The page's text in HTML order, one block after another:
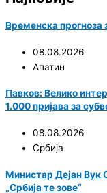
Временска прогноза
08.08.2026
Апатин
Павков: Велико
1.000 пријава за
08.08.2026
Србија
Министар Дејан Вук
„Србија те зове“